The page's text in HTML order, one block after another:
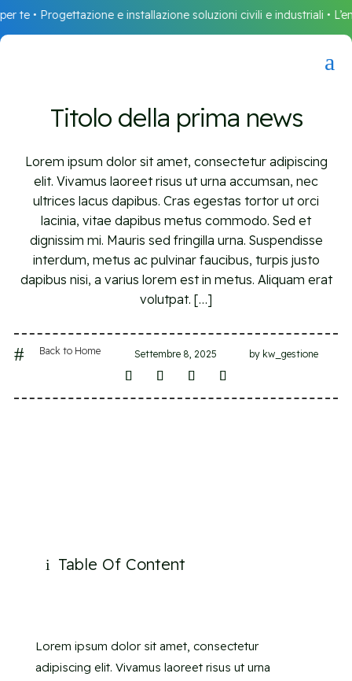
te • Progettazione e installazione soluzioni civili e industriali •
a
Titolo della prima news
Lorem ipsum dolor sit amet, consectetur adipiscing
elit. Vivamus laoreet risus ut urna accumsan, nec
ultrices lacus dapibus. Cras egestas tortor ut orci
lacinia, vitae dapibus metus commodo. Sed et
dignissim mi. Mauris sed fringilla urna. Suspendisse
interdum, metus ac pulvinar faucibus, turpis justo
dapibus nisi, a varius lorem est in metus. Aliquam erat
volutpat. […]
# Back to Home Settembre 8, 2025 by kw_gestione
i Table Of Content
Lorem ipsum dolor sit amet, consectetur
adipiscing elit. Vivamus laoreet risus ut urna